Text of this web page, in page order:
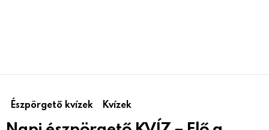
Észpörgető kvízek Kvízek